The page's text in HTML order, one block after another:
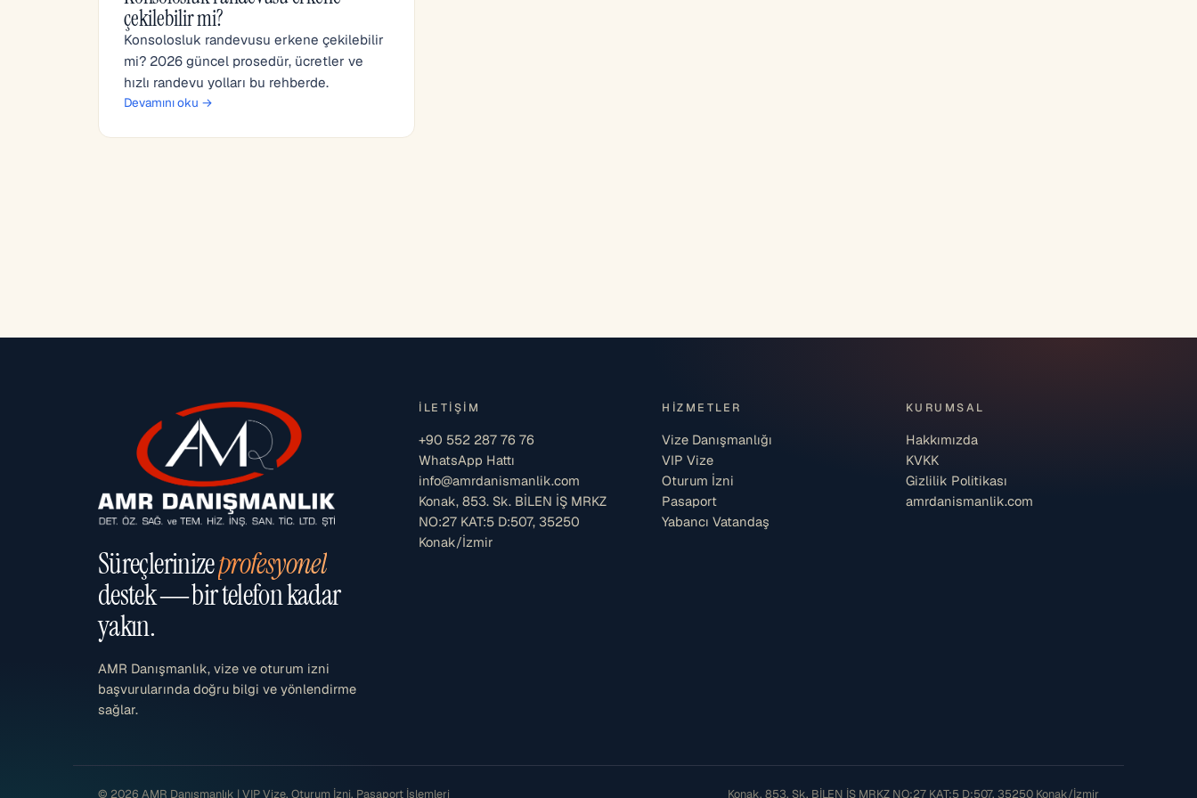
çekilebilir mi?
Konsolosluk randevusu erkene çekilebilir
mi? 2026 güncel prosedür, ücretler ve
hızlı randevu yolları bu rehberde.
Devamını oku →
Süreçlerinizeprofesyonel
destek — bir telefon kadar
yakın.
AMR Danışmanlık, vize ve oturum izni
başvurularında doğru bilgi ve yönlendirme
sağlar.
İLETIŞIM
+90 552 287 76 76
WhatsApp Hattı
info@amrdanismanlik.com
Konak, 853. Sk. BİLEN İŞ MRKZ
NO:27 KAT:5 D:507, 35250
Konak/İzmir
HIZMETLER
Vize Danışmanlığı
VIP Vize
Oturum İzni
Pasaport
Yabancı Vatandaş
KURUMSAL
Hakkımızda
KVKK
Gizlilik Politikası
amrdanismanlik.com
© 2026 AMR Danışmanlık | VIP Vize, Oturum İzni, Pasaport İşlemleri Konak, 853. Sk. BİLEN İŞ MRKZ NO:27 KAT:5 D:507, 35250 Konak/İzmir